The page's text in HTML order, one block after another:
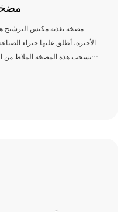
مضخة تغذية مكبس
الأخيرة، أطلق عليها خبراء
تسحب هذه المضخة الملاط من